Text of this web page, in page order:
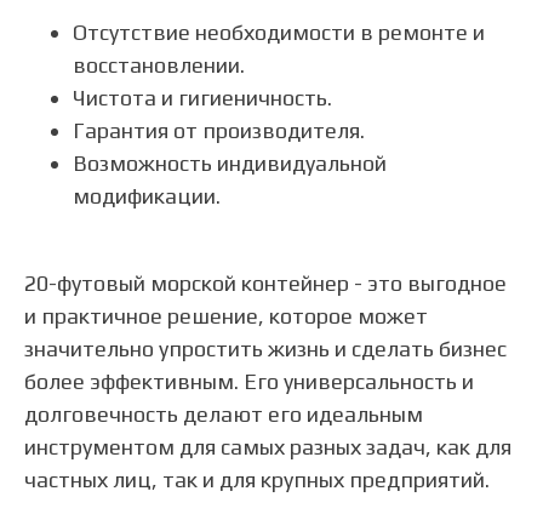
Отсутствие необходимости в ремонте и
восстановлении.
Чистота и гигиеничность.
Гарантия от производителя.
Возможность индивидуальной
модификации.
20-футовый морской контейнер - это выгодное
и практичное решение, которое может
значительно упростить жизнь и сделать бизнес
более эффективным. Его универсальность и
долговечность делают его идеальным
инструментом для самых разных задач, как для
частных лиц, так и для крупных предприятий.